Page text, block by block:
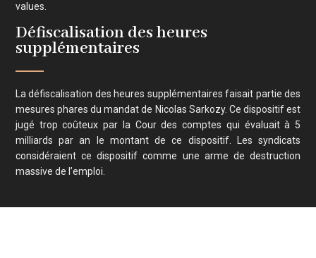
values.
Défiscalisation des heures
supplémentaires
La défiscalisation des heures supplémentaires faisait partie des
mesures phares du mandat de Nicolas Sarkozy. Ce dispositif est
jugé trop coûteux par la Cour des comptes qui évaluait à 5
milliards par an le montant de ce dispositif. Les syndicats
considéraient ce dispositif comme une arme de destruction
massive de l’emploi.